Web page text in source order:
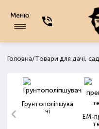
Меню
Головна/Товари для дачі,
Грунтополіпшува
чі
ЕМ-